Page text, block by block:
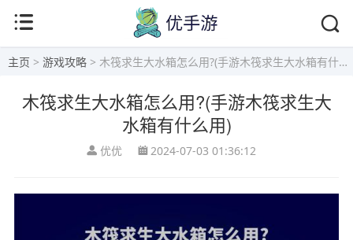
主页 > 游戏攻略 > 木筏求生大水箱怎么用?(手游木筏求生大水箱有什么用)
木筏求生大水箱怎么用?(手游木筏求生大
水箱有什么用)
优优 2024-07-03 01:36:12